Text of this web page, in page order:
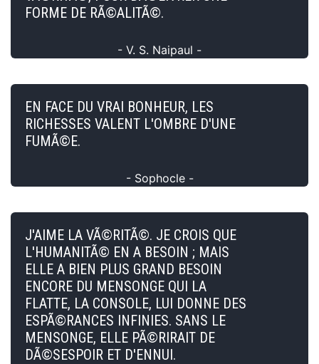
FORME DE RÃ©ALITÃ©.
- V. S. Naipaul -
EN FACE DU VRAI BONHEUR, LES
RICHESSES VALENT L'OMBRE D'UNE
FUMÃ©E.
- Sophocle -
J'AIME LA VÃ©RITÃ©. JE CROIS QUE
L'HUMANITÃ© EN A BESOIN ; MAIS
ELLE A BIEN PLUS GRAND BESOIN
ENCORE DU MENSONGE QUI LA
FLATTE, LA CONSOLE, LUI DONNE DES
ESPÃ©RANCES INFINIES. SANS LE
MENSONGE, ELLE PÃ©RIRAIT DE
DÃ©SESPOIR ET D'ENNUI.